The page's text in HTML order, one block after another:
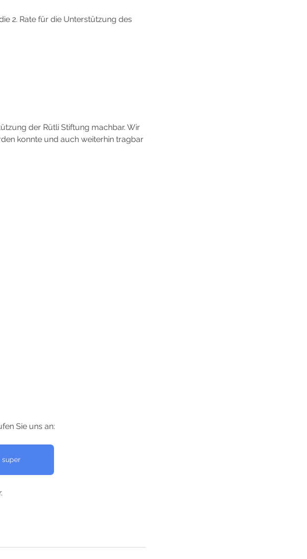
2. Rate für die Unterstützung des
der Rütli Stiftung machbar. Wir
konnte und auch weiterhin tragbar
Sie uns an:
super